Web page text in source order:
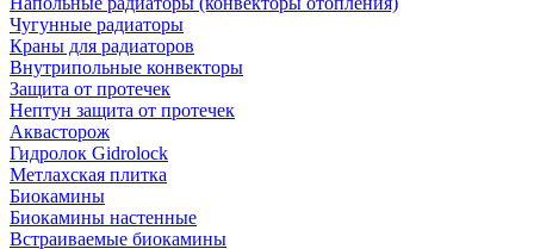
Чугунные радиаторы
Краны для радиаторов
Внутрипольные конвекторы
Защита от протечек
Нептун защита от протечек
Аквасторож
Гидролок Gidrolock
Метлахская плитка
Биокамины
Биокамины настенные
Встраиваемые биокамины